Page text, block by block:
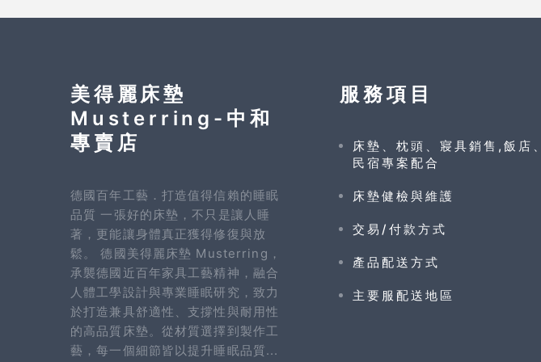
美得麗床墊
Musterring-中和
專賣店
德國百年工藝．打造值得信賴的睡眠
品質 一張好的床墊，不只是讓人睡
著，更能讓身體真正獲得修復與放
鬆。 德國美得麗床墊 Musterring，
承襲德國近百年家具工藝精神，融合
人體工學設計與專業睡眠研究，致力
於打造兼具舒適性、支撐性與耐用性
的高品質床墊。從材質選擇到製作工
藝，每一個細節皆以提升睡眠品質...
服務項目
床墊、枕頭、寢具銷售,飯店、
民宿專案配合
床墊健檢與維護
交易/付款方式
產品配送方式
主要服配送地區